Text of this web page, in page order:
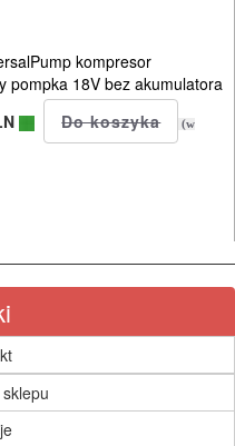
kompresor
pompka 18V bez akumulatora
(w